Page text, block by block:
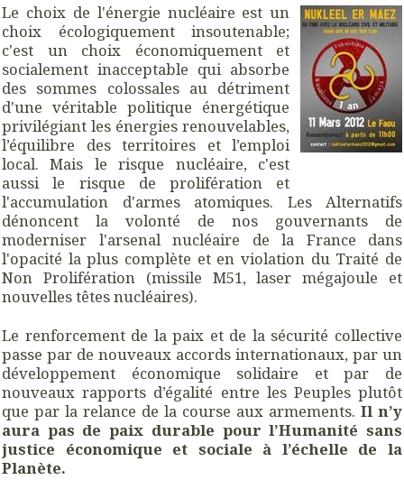
Le choix de l'énergie nucléaire est un
choix écologiquement insoutenable;
c'est un choix économiquement et
socialement inacceptable qui absorbe
des sommes colossales au détriment
d'une véritable politique énergétique
privilégiant les énergies renouvelables,
l’équilibre des territoires et l’emploi
local. Mais le risque nucléaire, c'est
aussi le risque de prolifération et
l'accumulation d'armes atomiques. Les Alternatifs
dénoncent la volonté de nos gouvernants de
moderniser l'arsenal nucléaire de la France dans
l'opacité la plus complète et en violation du Traité de
Non Prolifération (missile M51,laser mégajoule et
nouvelles têtes nucléaires).
Le renforcement de la paix et de la sécurité collective
passe par de nouveaux accords internationaux, par un
développement économique solidaire et par de
nouveaux rapports d’égalité entre les Peuples plutôt
que par la relance de la course aux armements. Il n’y
aura pas de paix durable pour l’Humanité sans
justice économique et sociale à l’échelle de la
Planète.